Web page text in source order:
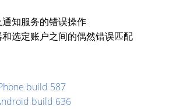
知服务的错误操作
选定账户之间的偶然错误匹配
build 587
build 636